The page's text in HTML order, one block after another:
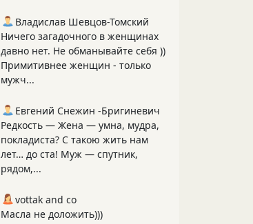
Владислав Шевцов-Томский
Ничего загадочного в женщинах
давно нет. Не обманывайте себя ))
Примитивнее женщин - только
мужч...
Евгений Снежин -Бригиневич
Редкость — Жена — умна, мудра,
покладиста? С такою жить нам
лет… до ста! Муж — спутник,
рядом,...
vottak and co
Масла не доложить)))